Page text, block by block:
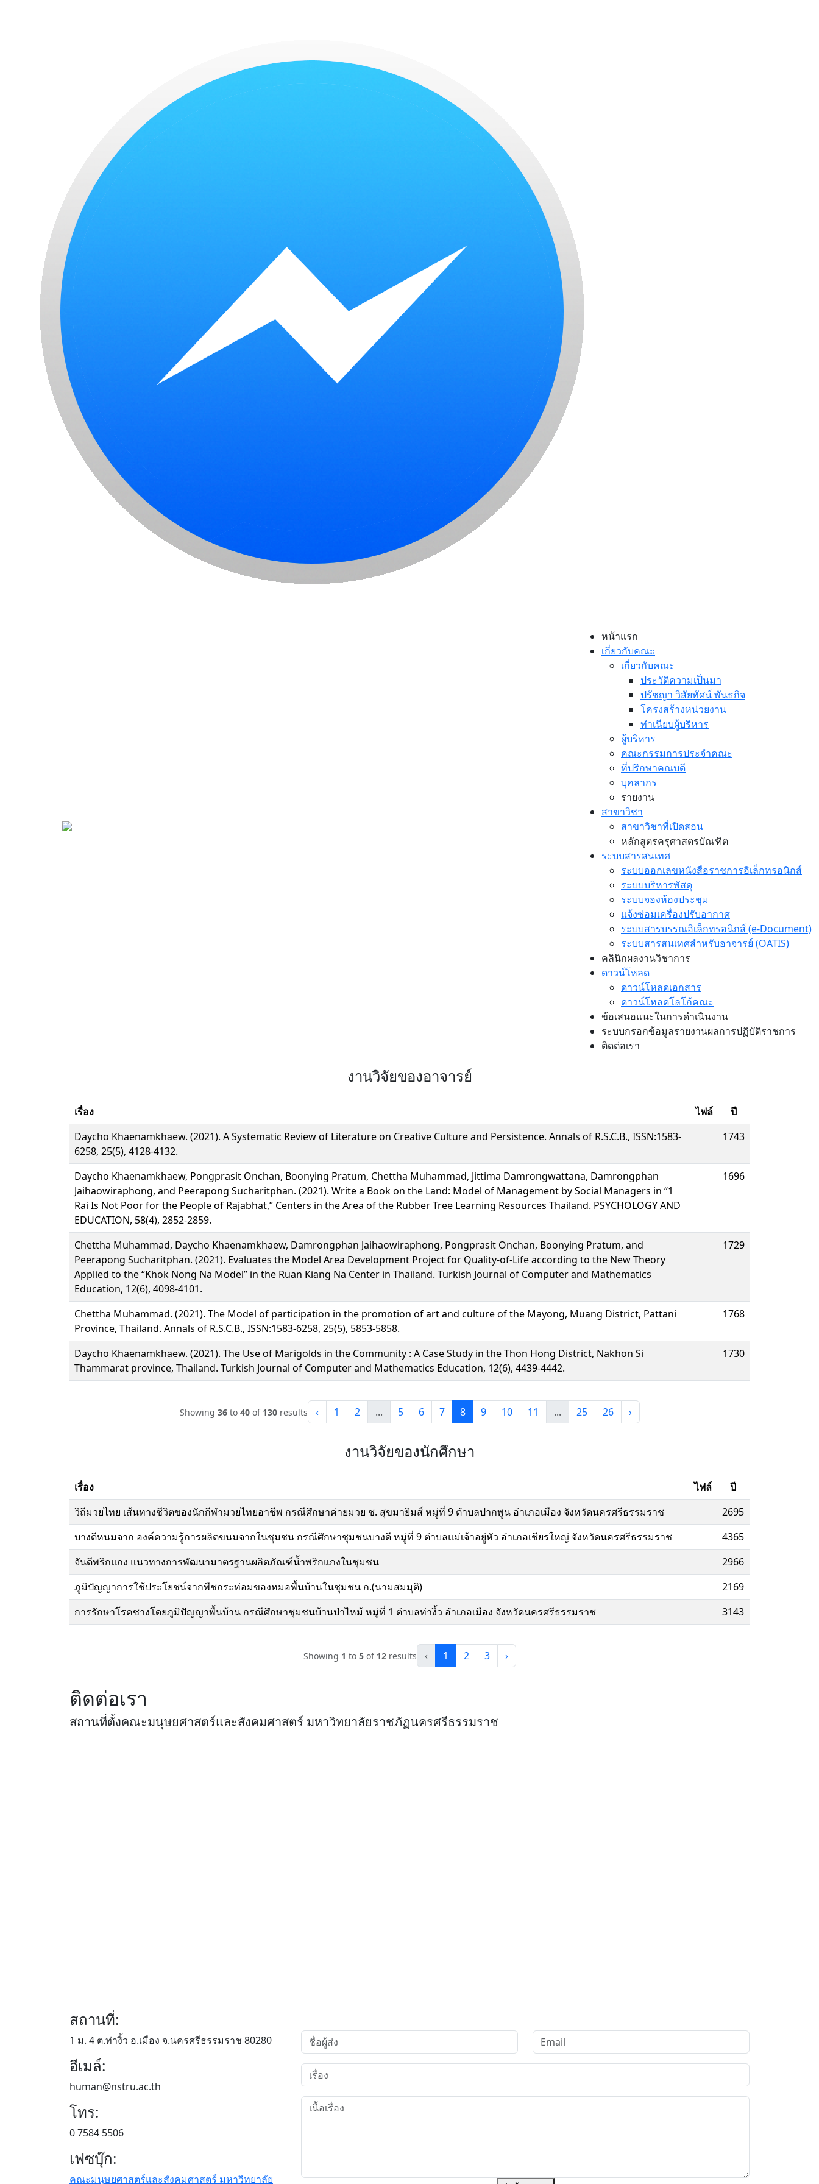
หน้าแรก
เกี่ยวกับคณะ
เกี่ยวกับคณะ
ประวัติความเป็นมา
ปรัชญา วิสัยทัศน์ พันธกิจ
โครงสร้างหน่วยงาน
ทำเนียบผู้บริหาร
ผู้บริหาร
คณะกรรมการประจำคณะ
ที่ปรึกษาคณบดี
บุคลากร
รายงาน
สาขาวิชา
สาขาวิชาที่เปิดสอน
หลักสูตรครุศาสตรบัณฑิต
ระบบสารสนเทศ
ระบบออกเลขหนังสือราชการอิเล็กทรอนิกส์
ระบบบริหารพัสดุ
ระบบจองห้องประชุม
แจ้งซ่อมเครื่องปรับอากาศ
ระบบสารบรรณอิเล็กทรอนิกส์ (e-Document)
ระบบสารสนเทศสำหรับอาจารย์ (OATIS)
คลินิกผลงานวิชาการ
ดาวน์โหลด
ดาวน์โหลดเอกสาร
ดาวน์โหลดโลโก้คณะ
ข้อเสนอแนะในการดำเนินงาน
ระบบกรอกข้อมูลรายงานผลการปฏิบัติราชการ
ติดต่อเรา
งานวิจัยของอาจารย์
เรื่อง ไฟล์
ปี
Daycho Khaenamkhaew. (2021). A Systematic Review of Literature on Creative Culture and Persistence. Annals of R.S.C.B., ISSN:1583-
6258, 25(5), 4128-4132.
1743
Daycho Khaenamkhaew, Pongprasit Onchan, Boonying Pratum, Chettha Muhammad, Jittima Damrongwattana, Damrongphan
Jaihaowiraphong, and Peerapong Sucharitphan. (2021). Write a Book on the Land: Model of Management by Social Managers in “1
Rai Is Not Poor for the People of Rajabhat,” Centers in the Area of the Rubber Tree Learning Resources Thailand. PSYCHOLOGY AND
EDUCATION, 58(4), 2852-2859.
1696
Chettha Muhammad, Daycho Khaenamkhaew, Damrongphan Jaihaowiraphong, Pongprasit Onchan, Boonying Pratum, and
Peerapong Sucharitphan. (2021). Evaluates the Model Area Development Project for Quality-of-Life according to the New Theory
Applied to the “Khok Nong Na Model” in the Ruan Kiang Na Center in Thailand. Turkish Journal of Computer and Mathematics
Education, 12(6), 4098-4101.
1729
Chettha Muhammad. (2021). The Model of participation in the promotion of art and culture of the Mayong, Muang District, Pattani
Province, Thailand. Annals of R.S.C.B., ISSN:1583-6258, 25(5), 5853-5858.
1768
Daycho Khaenamkhaew. (2021). The Use of Marigolds in the Community : A Case Study in the Thon Hong District, Nakhon Si
Thammarat province, Thailand. Turkish Journal of Computer and Mathematics Education, 12(6), 4439-4442.
1730
Showing 36to 40of 130results ‹ 1 2 ... 5 6 7 8 9 10 11 ... 25 26 ›
งานวิจัยของนักศึกษา
เรื่อง ไฟล์
ปี
วิถีมวยไทย เส้นทางชีวิตของนักกีฬามวยไทยอาชีพ กรณีศึกษาค่ายมวย ช. สุขมายิมส์ หมู่ที่ 9 ตำบลปากพูน อำเภอเมือง จังหวัดนครศรีธรรมราช
2695
บางดีหนมจาก องค์ความรู้การผลิตขนมจากในชุมชน กรณีศึกษาชุมชนบางดี หมู่ที่ 9 ตำบลแม่เจ้าอยู่หัว อำเภอเชียรใหญ่ จังหวัดนครศรีธรรมราช
4365
จันดีพริกแกง แนวทางการพัฒนามาตรฐานผลิตภัณฑ์น้ำพริกแกงในชุมชน
2966
ภูมิปัญญาการใช้ประโยชน์จากพืชกระท่อมของหมอพื้นบ้านในชุมชน ก.(นามสมมุติ)
2169
การรักษาโรคซางโดยภูมิปัญญาพื้นบ้าน กรณีศึกษาชุมชนบ้านป่าไหม้ หมู่ที่ 1 ตำบลท่างิ้ว อำเภอเมือง จังหวัดนครศรีธรรมราช
3143
Showing 1 to 5of 12results ‹ 1 2 3 ›
ติดต่อเรา
สถานที่ตั้งคณะมนุษยศาสตร์และสังคมศาสตร์ มหาวิทยาลัยราชภัฏนครศรีธรรมราช
สถานที่:
1 ม. 4 ต.ท่างิ้ว อ.เมือง จ.นครศรีธรรมราช 80280
อีเมล์:
human@nstru.ac.th
โทร:
0 7584 5506
เฟซบุ๊ก:
คณะมนุษยศาสตร์และสังคมศาสตร์ มหาวิทยาลัย